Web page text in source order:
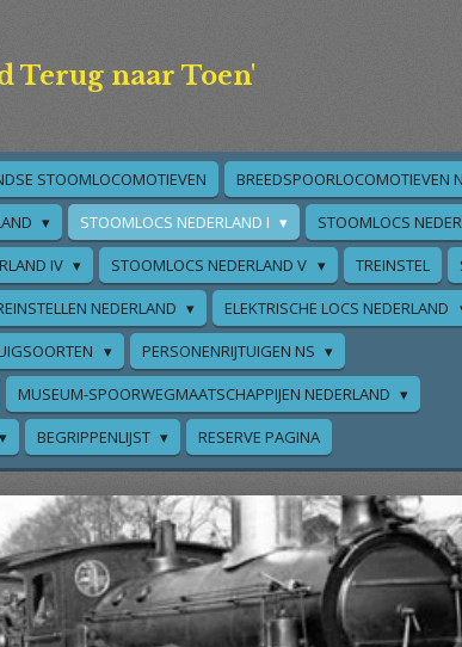
Terug naar Toen'
STOOMLOCOMOTIEVEN
BREEDSPOORLOCOMOTIEVEN
STOOMLOCS NEDERLAND I
STOOMLOCS
IV STOOMLOCS NEDERLAND V TREINSTEL
NEDERLAND ELEKTRISCHE LOCS NEDERLAND
PERSONENRIJTUIGEN NS
MUSEUM-SPOORWEGMAATSCHAPPIJEN NEDERLAND
BEGRIPPENLIJST RESERVE PAGINA